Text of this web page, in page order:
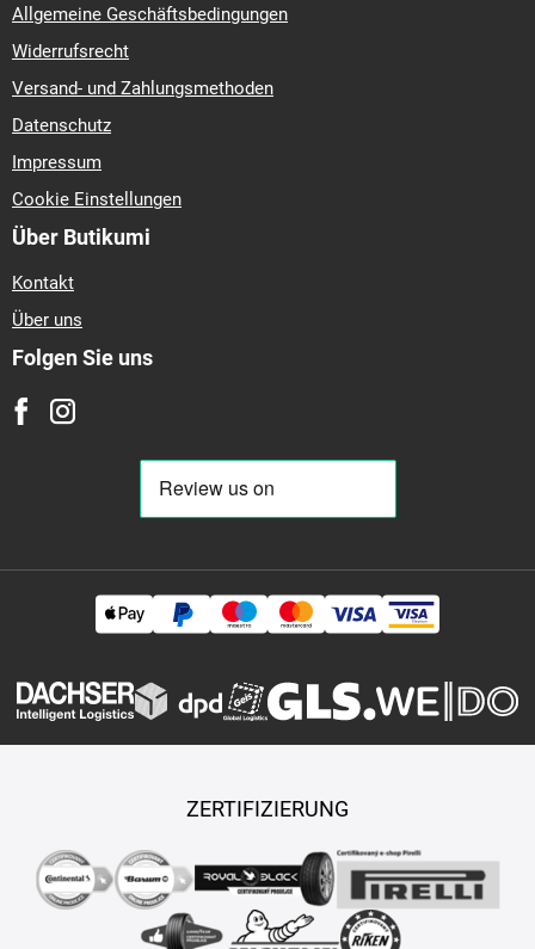
Allgemeine Geschäftsbedingungen
Widerrufsrecht
Versand- und Zahlungsmethoden
Datenschutz
Impressum
Cookie Einstellungen
Über Butikumi
Kontakt
Über uns
Folgen Sie uns
ZERTIFIZIERUNG